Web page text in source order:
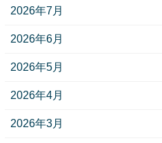
2026年7月
2026年6月
2026年5月
2026年4月
2026年3月